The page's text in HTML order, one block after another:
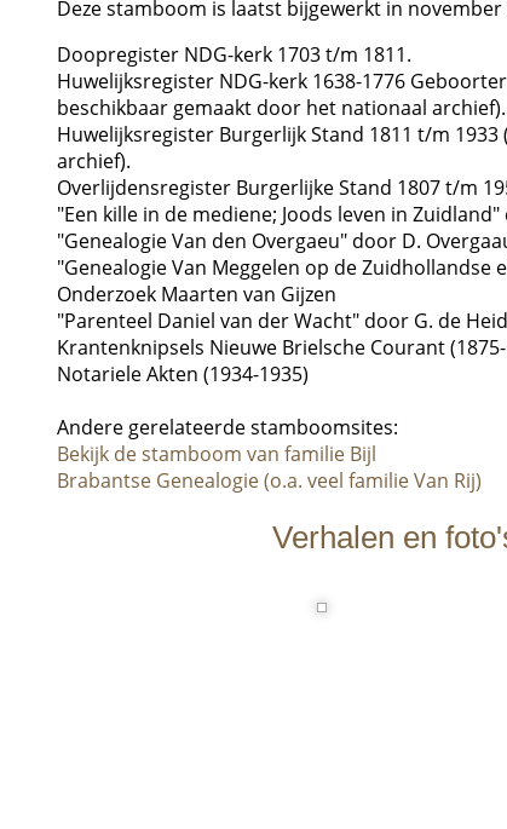
Deze stamboom is laatst bijgewerkt in
Doopregister NDG-kerk 1703 t/m 1811.
Huwelijksregister NDG-kerk 1638-1776
beschikbaar gemaakt door het nationaal archief).
Huwelijksregister Burgerlijk Stand 1811 t/m
archief).
Overlijdensregister Burgerlijke Stand 1807 t/m
"Een kille in de mediene; Joods leven in
"Genealogie Van den Overgaeu" door D.
"Genealogie Van Meggelen op de Zuidhollandse
Onderzoek Maarten van Gijzen
"Parenteel Daniel van der Wacht" door G. de
Krantenknipsels Nieuwe Brielsche Courant
Notariele Akten (1934-1935)
Andere gerelateerde stamboomsites:
Bekijk de stamboom van familie Bijl
Brabantse Genealogie (o.a. veel familie Van Rij)
Verhalen en